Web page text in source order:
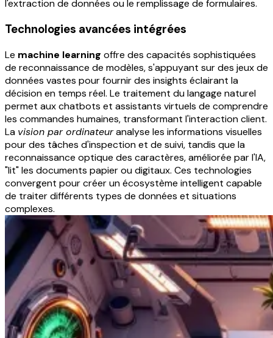
l'extraction de données ou le remplissage de formulaires.
Technologies avancées intégrées
Le machine learning offre des capacités sophistiquées
de reconnaissance de modèles, s'appuyant sur des jeux de
données vastes pour fournir des insights éclairant la
décision en temps réel. Le traitement du langage naturel
permet aux chatbots et assistants virtuels de comprendre
les commandes humaines, transformant l'interaction client.
La vision par ordinateuranalyse les informations visuelles
pour des tâches d'inspection et de suivi, tandis que la
reconnaissance optique des caractères, améliorée par l'IA,
"lit" les documents papier ou digitaux. Ces technologies
convergent pour créer un écosystème intelligent capable
de traiter différents types de données et situations
complexes.